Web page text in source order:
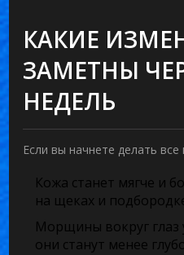
КАКИЕ
ЗАМЕТНЫ
НЕДЕЛЬ
Если вы начнете делать
Кожа станет мягче и
на щеках и
Морщины вокруг глаз
они станут менее